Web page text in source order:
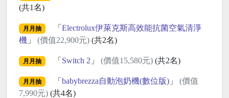
(共1名)
月月抽 「 Electrolux伊萊克斯高效能抗菌空氣清淨
機 」 (價值22,900元) (共2名)
月月抽 「 Switch 2 」 (價值15,580元)(共2名)
月月抽 「 babybrezza自動泡奶機(數位版)」 (價值
7,990元) (共4名)